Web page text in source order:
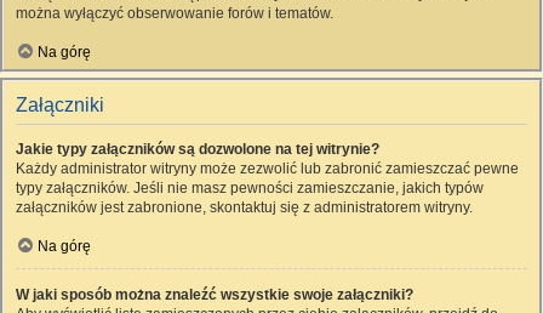
można wyłączyć obserwowanie forów i tematów.
Na górę
Załączniki
Jakie typy załączników są dozwolone na tej witrynie?
Każdy administrator witryny może zezwolić lub zabronić zamieszczać pewne
typy załączników. Jeśli nie masz pewności zamieszczanie, jakich typów
załączników jest zabronione, skontaktuj się z administratorem witryny.
Na górę
W jaki sposób można znaleźć wszystkie swoje załączniki?